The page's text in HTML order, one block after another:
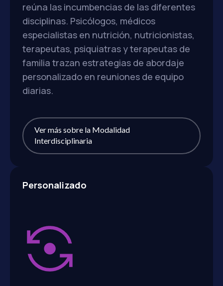
reúna las incumbencias de las diferentes
disciplinas. Psicólogos, médicos
especialistas en nutrición, nutricionistas,
terapeutas, psiquiatras y terapeutas de
familia trazan estrategias de abordaje
personalizado en reuniones de equipo
diarias.
Ver más sobre la Modalidad
Interdisciplinaria
Personalizado